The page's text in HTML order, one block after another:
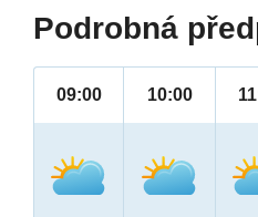
Podrobná
09:00 10:00